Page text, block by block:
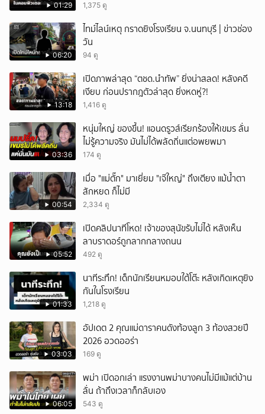
01:29 1,375 ดู
06:20
ไทม์ไลน์เหตุ กราดยิงโรงเรียน จ.นนทบุรี | ข่าวช่อง
วัน
94 ดู
13:18
เปิดภาพล่าสุด “ตชด.นำทัพ” ยิ่งน่าสลด! หลังคดี
เงียบ ก่อนปรากฎตัวล่าสุด ยิ่งหดหู่?!
1,416 ดู
03:36
หนุ่มใหญ่ ของขึ้น! แอนดรูวส์เรียกร้องให้เขมร ลั่น
ไม่รู้ความจริง มันไม่ได้พลัดถิ่นแต่อพยพมา
174 ดู
00:54
เมื่อ "แม่ตั๊ก" มาเยี่ยม "เจ๊ใหญ่" ถึงเตียง แม้น้ำตา
สักหยด ก็ไม่มี
2,334 ดู
05:52
เปิดคลิปนาทีโหด! เจ้าของสุนัขรับไม่ได้ หลังเห็น
ลาบราดอร์ถูกลากกลางถนน
492 ดู
01:33
นาทีระทึก! เด็กนักเรียนหมอบใต้โต๊ะ หลังเกิดเหตุยิง
กันในโรงเรียน
1,218 ดู
03:03
อัปเดต 2 คุณแม่ดาราคนดังท้องลูก 3 ท้องสวยปี
2026 อวดออร่า
169 ดู
06:05
พม่า เปิดอกเล่า แรงงานพม่าบางคนไม่มีแม้แต่บ้าน
ลั่น ถ้าถึงเวลาก็กลับเอง
543 ดู